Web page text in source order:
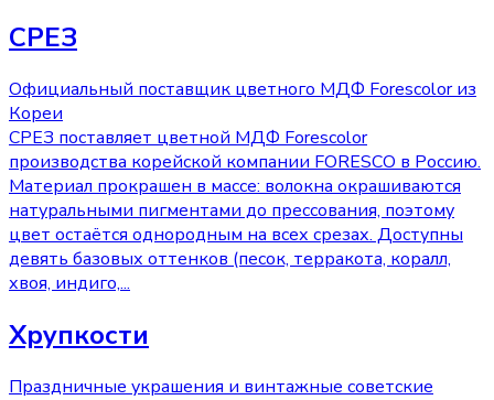
CРЕЗ
Официальный поставщик цветного МДФ Forescolor из
Кореи
СРЕЗ поставляет цветной МДФ Forescolor
производства корейской компании FORESCO в Россию.
Материал прокрашен в массе: волокна окрашиваются
натуральными пигментами до прессования, поэтому
цвет остаётся однородным на всех срезах. Доступны
девять базовых оттенков (песок, терракота, коралл,
хвоя, индиго,...
Хрупкости
Праздничные украшения и винтажные советские